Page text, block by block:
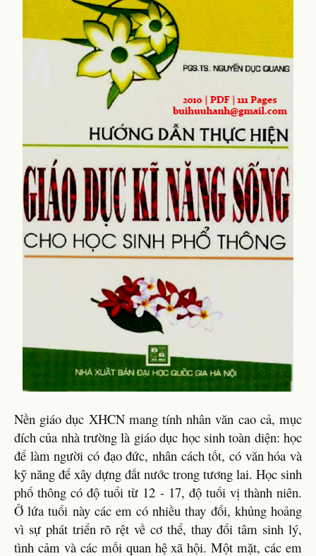
Nền giáo dục XHCN mang tính nhân văn cao cả, mục
đích của nhà trường là giáo dục học sinh toàn diện: học
để làm người có đạo đức, nhân cách tốt, có văn hóa và
kỹ năng để xây dựng đất nước trong tương lai. Học sinh
phổ thông có độ tuổi từ 12 - 17, độ tuổi vị thành niên.
Ở lứa tuổi này các em có nhiều thay đổi, khủng hoảng
vì sự phát triển rõ rệt về cơ thể, thay đổi tâm sinh lý,
tình cảm và các mối quan hệ xã hội. Một mặt, các em